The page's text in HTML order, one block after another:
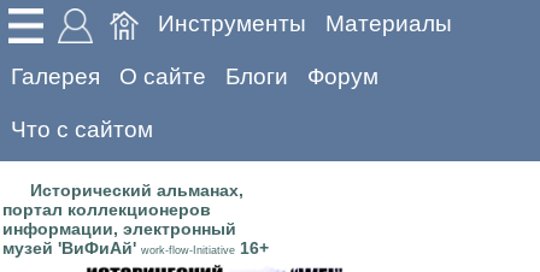
Инструменты Материалы
Галерея О сайте Блоги Форум
Что с сайтом
Исторический альманах,
портал коллекционеров
информации, электронный
музей 'ВиФиАй' work-flow-Initiative 16+